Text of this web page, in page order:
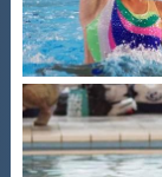
Intranet
Webmail
Contatti